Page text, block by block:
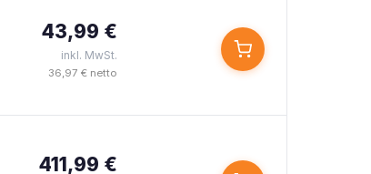
43,99 €
inkl. MwSt.
36,97 € netto
411,99 €